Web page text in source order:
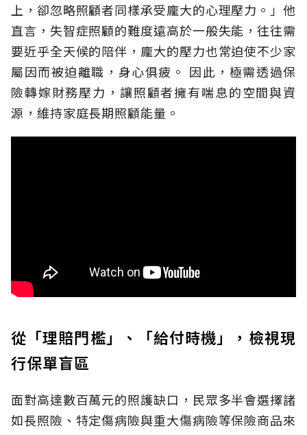
上，卻忽略照顧者同樣承受龐大的心理壓力。」他
直言，失智症照顧的難度遠高於一般失能，往往需
要近乎全天候的陪伴，龐大的壓力也常迫使不少家
屬因而被迫離職，身心俱疲。 因此，極需透過保
險轉嫁財務壓力，讓照顧者擁有喘息的空間與資
源，維持家庭長期照顧能量。
從「理賠門檻」、「給付時機」，檢視現
行保單盲區
面對高達數百萬元的照護缺口，民眾多半會選擇諸
如長照險、特定傷病險與重大傷病險等保險商品來